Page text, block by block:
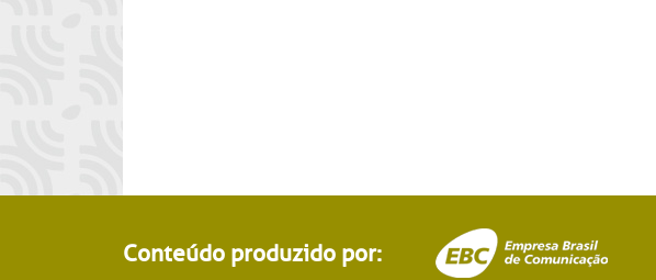
Conteúdo produzido por: